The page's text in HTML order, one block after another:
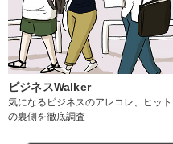
ビジネスWalker
気になるビジネスのアレコレ、ヒット
の裏側を徹底調査